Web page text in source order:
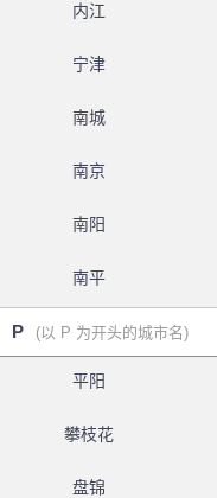
内江
宁津
南城
南京
南阳
南平
P (以 P 为开头的城市名)
平阳
攀枝花
盘锦